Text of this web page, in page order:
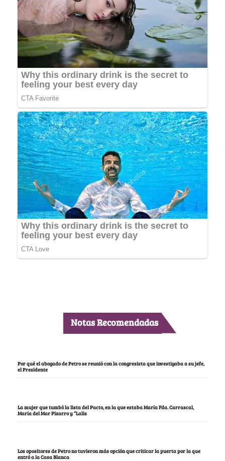
Notas Recomendadas
Por qué el abogado de Petro se reunió con la congresista que investigaba a su jefe,
el Presidente
La mujer que tumbó la lista del Pacto, en la que estaba María Fda. Carrascal,
María del Mar Pizarro y “Lalis
Los opositores de Petro no tuvieron más opción que criticar la puerta por la que
entró a la Casa Blanca